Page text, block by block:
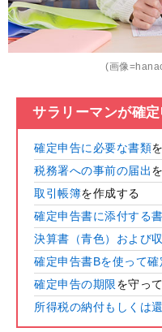
(画像
サラリーマンが確
確定申告に必要な書類
税務署への事前の届出
取引帳簿を作成する
確定申告書に添付する
決算書（青色）および
確定申告書Bを使って確
確定申告の期限を守っ
所得税の納付もしくは